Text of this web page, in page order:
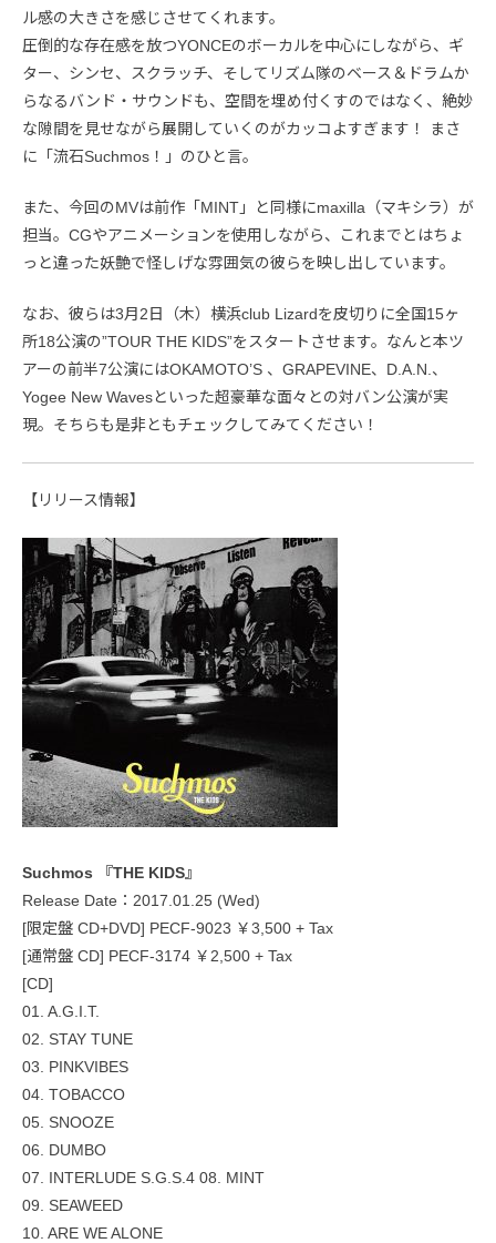
ル感の大きさを感じさせてくれます。
圧倒的な存在感を放つYONCEのボーカルを中心にしながら、ギ
ター、シンセ、スクラッチ、そしてリズム隊のベース＆ドラムか
らなるバンド・サウンドも、空間を埋め付くすのではなく、絶妙
な隙間を見せながら展開していくのがカッコよすぎます！ まさ
に「流石Suchmos！」のひと言。
また、今回のMVは前作「MINT」と同様にmaxilla（マキシラ）が
担当。CGやアニメーションを使用しながら、これまでとはちょ
っと違った妖艶で怪しげな雰囲気の彼らを映し出しています。
なお、彼らは3月2日（木）横浜club Lizardを皮切りに全国15ヶ
所18公演の”TOUR THE KIDS”をスタートさせます。なんと本ツ
アーの前半7公演にはOKAMOTO’S 、GRAPEVINE、D.A.N.、
Yogee New Wavesといった超豪華な面々との対バン公演が実
現。そちらも是非ともチェックしてみてください！
【リリース情報】
Suchmos 『THE KIDS』
Release Date：2017.01.25 (Wed)
[限定盤 CD+DVD] PECF-9023 ￥3,500 + Tax
[通常盤 CD] PECF-3174 ￥2,500 + Tax
[CD]
01. A.G.I.T.
02. STAY TUNE
03. PINKVIBES
04. TOBACCO
05. SNOOZE
06. DUMBO
07. INTERLUDE S.G.S.4 08. MINT
09. SEAWEED
10. ARE WE ALONE